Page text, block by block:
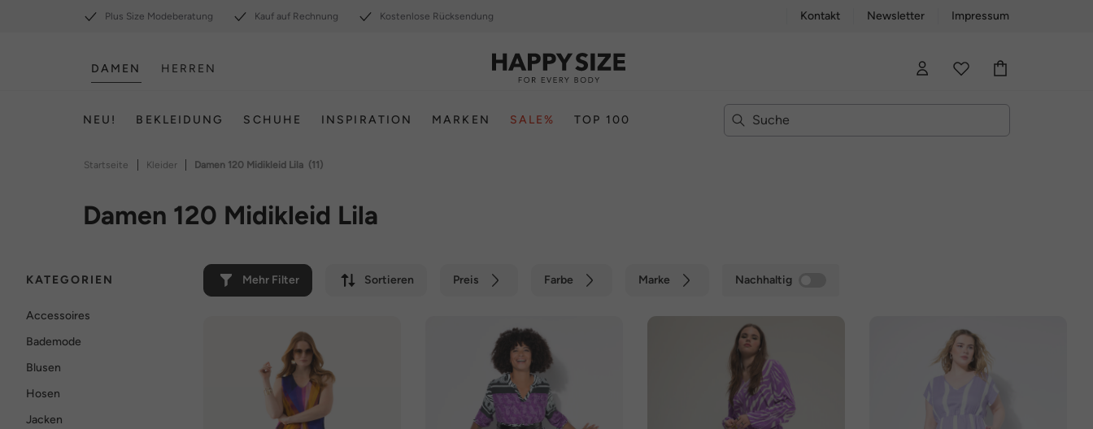
Plus Size Modeberatung Kauf auf Rechnung Kostenlose Rücksendung Kontakt Newsletter Impressum
DAMEN HERREN
NEU! BEKLEIDUNG SCHUHE INSPIRATION MARKEN SALE% TOP 100
Startseite | Kleider | Damen 120 Midikleid Lila (11)
Damen 120 Midikleid Lila
KATEGORIEN Mehr Filter Sortieren Preis Farbe Marke Nachhaltig
Accessoires
Bademode
Blusen
Hosen
Jacken